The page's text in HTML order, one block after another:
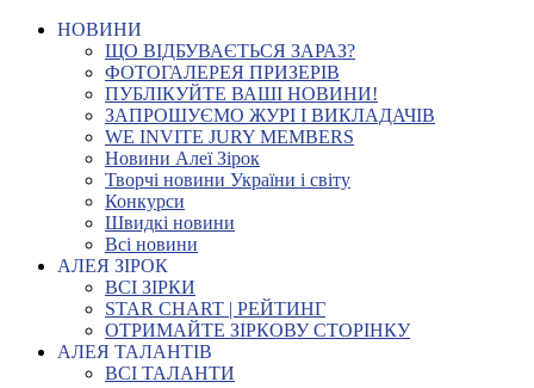
НОВИНИ
ЩО ВІДБУВАЄТЬСЯ ЗАРАЗ?
ФОТОГАЛЕРЕЯ ПРИЗЕРІВ
ПУБЛІКУЙТЕ ВАШІ НОВИНИ!
ЗАПРОШУЄМО ЖУРІ І ВИКЛАДАЧІВ
WE INVITE JURY MEMBERS
Новини Алеї Зірок
Творчі новини України і світу
Конкурси
Швидкі новини
Всі новини
АЛЕЯ ЗІРОК
ВСІ ЗІРКИ
STAR CHART | РЕЙТИНГ
ОТРИМАЙТЕ ЗІРКОВУ СТОРІНКУ
АЛЕЯ ТАЛАНТІВ
ВСІ ТАЛАНТИ